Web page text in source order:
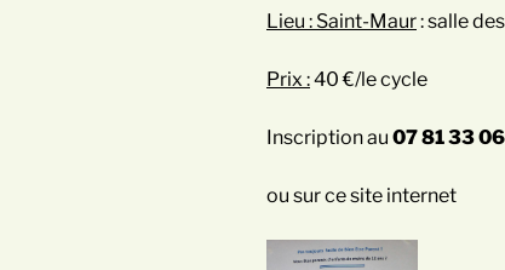
Lieu : Saint-Maur: salle
Prix :40 €/le cycle
Inscription au 07 81 33
ou sur ce site internet